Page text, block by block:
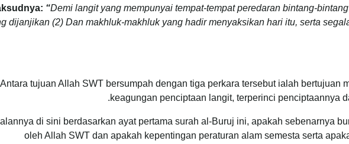
“Demi langit yang mempunyai tempat-tempat peredaran bintang-bintang
dijanjikan (2) Dan makhluk-makhluk yang hadir menyaksikan hari itu, serta
Antara tujuan Allah SWT bersumpah dengan tiga perkara tersebut ialah bertujuan
keagungan penciptaan langit, terperinci penciptaannya
di sini berdasarkan ayat pertama surah al-Buruj ini, apakah sebenarnya
oleh Allah SWT dan apakah kepentingan peraturan alam semesta serta